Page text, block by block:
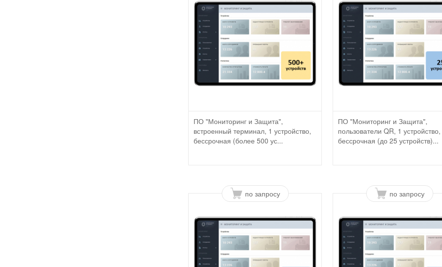
ПО "Мониторинг и Защита",
встроенный терминал, 1 устройство,
бессрочная (более 500 ус...
ПО "Мониторинг и Защита",
пользователи QR, 1 устройство,
бессрочная (до 25 устройств)...
по запросу по запросу